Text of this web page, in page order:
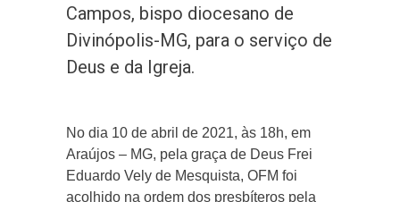
Campos, bispo diocesano de
Divinópolis-MG, para o serviço de
Deus e da Igreja.
No dia 10 de abril de 2021, às 18h, em
Araújos – MG, pela graça de Deus Frei
Eduardo Vely de Mesquista, OFM foi
acolhido na ordem dos presbíteros pela